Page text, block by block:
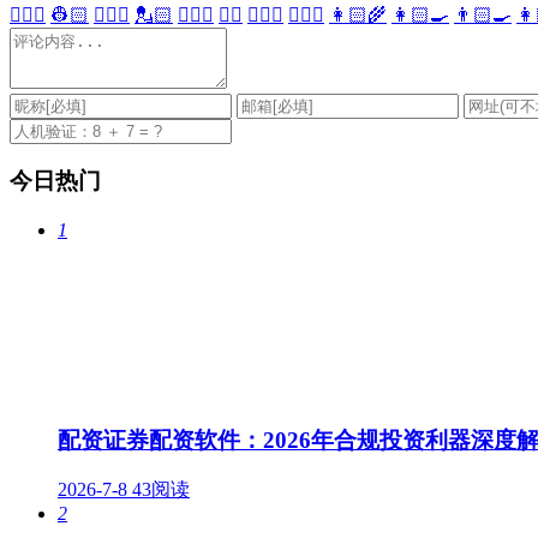
👷🏻‍♀️ 👷🏻 💂🏻‍♀️ 💂🏻 🕵🏻‍♀️ 🕵🏻 👩🏻‍⚕️ 👨🏻‍⚕️ 👩🏻‍🌾 👩🏻‍🍳 👨🏻‍🍳
今日热门
1
配资证券配资软件：2026年合规投资利器深度
2026-7-8 43阅读
2